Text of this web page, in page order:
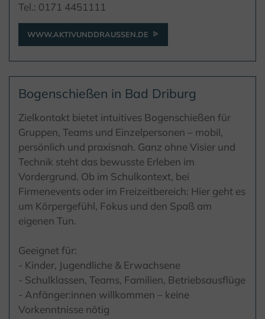
Tel.: 0171 4451111
WWW.AKTIVUNDDRAUSSEN.DE
Bogenschießen in Bad Driburg
Zielkontakt bietet intuitives Bogenschießen für
Gruppen, Teams und Einzelpersonen – mobil,
persönlich und praxisnah. Ganz ohne Visier und
Technik steht das bewusste Erleben im
Vordergrund. Ob im Schulkontext, bei
Firmenevents oder im Freizeitbereich: Hier geht es
um Körpergefühl, Fokus und den Spaß am
eigenen Tun.
Geeignet für:
- Kinder, Jugendliche & Erwachsene
- Schulklassen, Teams, Familien, Betriebsausflüge
- Anfänger:innen willkommen – keine
Vorkenntnisse nötig